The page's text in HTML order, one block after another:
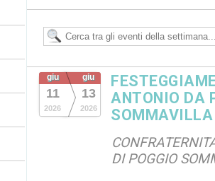
giu
11
2026
giu
13
2026
ANTONIO DA
SOMMAVILLA
DI POGGIO